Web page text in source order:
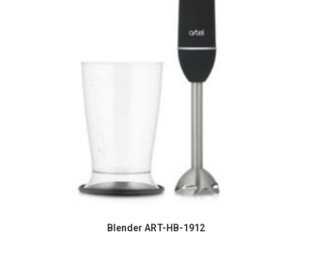
Blender ART-HB-1912